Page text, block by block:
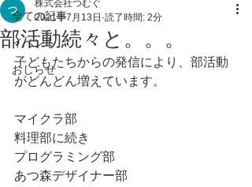
全ての記事
イベント
おしらせ
部活動続々と。。。
株式会社つむぐ
2021年7月13日 読了時間: 2分
子どもたちからの発信により、部活動
がどんどん増えています。
マイクラ部
料理部に続き
プログラミング部
あつ森デザイナー部